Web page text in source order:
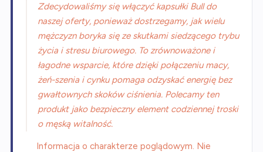
Zdecydowaliśmy się włączyć kapsułki Bull do
naszej oferty, ponieważ dostrzegamy, jak wielu
mężczyzn boryka się ze skutkami siedzącego trybu
życia i stresu biurowego. To zrównoważone i
łagodne wsparcie, które dzięki połączeniu macy,
żeń-szenia i cynku pomaga odzyskać energię bez
gwałtownych skoków ciśnienia. Polecamy ten
produkt jako bezpieczny element codziennej troski
o męską witalność.
Informacja o charakterze poglądowym. Nie